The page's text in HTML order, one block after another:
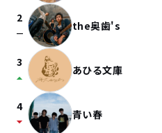
2
check_indeterminate_small the奥歯's
3
arrow_drop_up あひる文庫
4
arrow_drop_down 青い春